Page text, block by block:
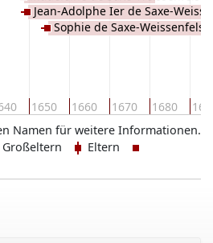
1650 1660 1670 1680
Jean-Adolphe Ier de Saxe-
Sophie de Saxe-Weissenfels
Namen für weitere Informationen.
Großeltern
Eltern